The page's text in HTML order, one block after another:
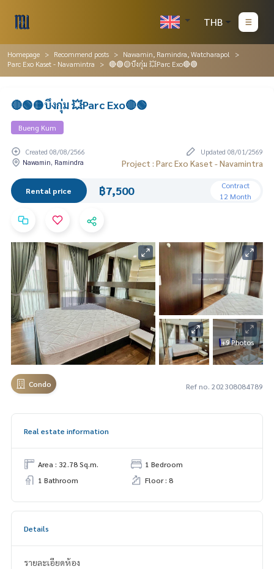
THB
Homepage Recommend posts
Nawamin, Ramindra, Watcharapol
Parc Exo Kaset - Navamintra
🔴🟢🟡บึงกุ่ม 💥Parc Exo🔴🟢
🔴🟢🟡บึงกุ่ม 💥Parc Exo🔴🟢
Bueng Kum
Created 08/08/2566
Updated 08/01/2569
Nawamin, Ramindra
Project : Parc Exo Kaset - Navamintra
Rental price ฿7,500
Contract
12 Month
+9 Photos
Condo Ref no. 202308084789
Real estate information
Area : 32.78 Sq.m.
1 Bedroom
1 Bathroom
Floor : 8
Details
รายละเอียดห้อง